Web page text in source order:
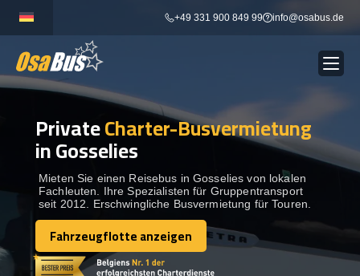
content
+49 331 900 849 99 info@osabus.de
BUSVERMIETUNG Show dropdown
REISEZIELE Show dropdown
FLOTTE
PrivateCharter-Busvermietung
in Gosselies
Mieten Sie einen Reisebus in Gosselies von lokalen
Fachleuten. Ihre Spezialisten für Gruppentransport
seit 2012. Erschwingliche Busvermietung für Touren.
Fahrzeugflotte anzeigen
Fahrzeugflotte anzeigen